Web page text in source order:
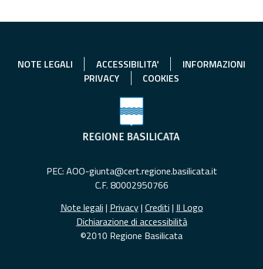
NOTE LEGALI ACCESSIBILITA'
INFORMAZIONI
PRIVACY
COOKIES
PEC: AOO-giunta@cert.regione.basilicata.it
C.F. 80002950766
Note legali | Privacy| Crediti | Il Logo
Dichiarazione di accessibilità
©2010 Regione Basilicata